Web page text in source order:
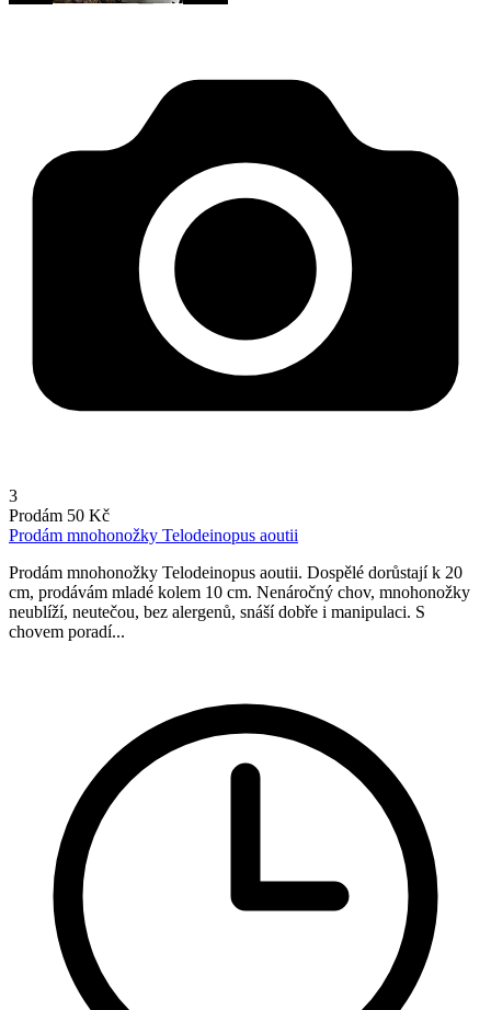
3
Prodám 50 Kč
Prodám mnohonožky Telodeinopus aoutii
Prodám mnohonožky Telodeinopus aoutii. Dospělé dorůstají k 20
cm, prodávám mladé kolem 10 cm. Nenáročný chov, mnohonožky
neublíží, neutečou, bez alergenů, snáší dobře i manipulaci. S
chovem poradí...